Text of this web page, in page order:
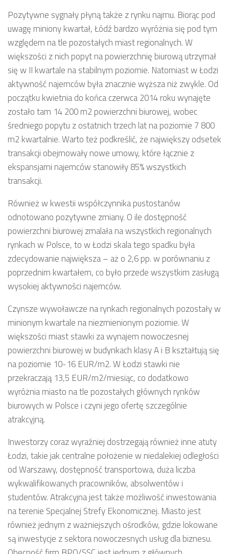
Pozytywne sygnały płyną także z rynku najmu. Biorąc pod
uwagę miniony kwartał, Łódź bardzo wyróżnia się pod tym
względem na tle pozostałych miast regionalnych. W
większości z nich popyt na powierzchnię biurową utrzymał
się w II kwartale na stabilnym poziomie. Natomiast w Łodzi
aktywność najemców była znacznie wyższa niż zwykle. Od
początku kwietnia do końca czerwca 2014 roku wynajęte
zostało tam 14 200 m2 powierzchni biurowej, wobec
średniego popytu z ostatnich trzech lat na poziomie 7 800
m2 kwartalnie. Warto też podkreślić, że największy odsetek
transakcji obejmowały nowe umowy, które łącznie z
ekspansjami najemców stanowiły 85% wszystkich
transakcji.
Również w kwestii współczynnika pustostanów
odnotowano pozytywne zmiany. O ile dostępność
powierzchni biurowej zmalała na wszystkich regionalnych
rynkach w Polsce, to w Łodzi skala tego spadku była
zdecydowanie największa – aż o 2,6 pp. w porównaniu z
poprzednim kwartałem, co było przede wszystkim zasługą
wysokiej aktywności najemców.
Czynsze wywoławcze na rynkach regionalnych pozostały w
minionym kwartale na niezmienionym poziomie. W
większości miast stawki za wynajem nowoczesnej
powierzchni biurowej w budynkach klasy A i B kształtują się
na poziomie 10-16 EUR/m2. W Łodzi stawki nie
przekraczają 13,5 EUR/m2/miesiąc, co dodatkowo
wyróżnia miasto na tle pozostałych głównych rynków
biurowych w Polsce i czyni jego ofertę szczególnie
atrakcyjną.
Inwestorzy coraz wyraźniej dostrzegają również inne atuty
Łodzi, takie jak centralne położenie w niedalekiej odległości
od Warszawy, dostępność transportowa, duża liczba
wykwalifikowanych pracowników, absolwentów i
studentów. Atrakcyjna jest także możliwość inwestowania
na terenie Specjalnej Strefy Ekonomicznej. Miasto jest
również jednym z ważniejszych ośrodków, gdzie lokowane
są inwestycje z sektora nowoczesnych usług dla biznesu.